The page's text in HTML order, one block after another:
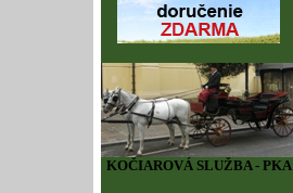
KOČIAROVÁ SLUŽBA - PKA